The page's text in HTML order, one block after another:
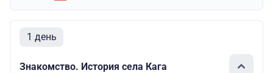
1 день
Знакомство. История села Кага